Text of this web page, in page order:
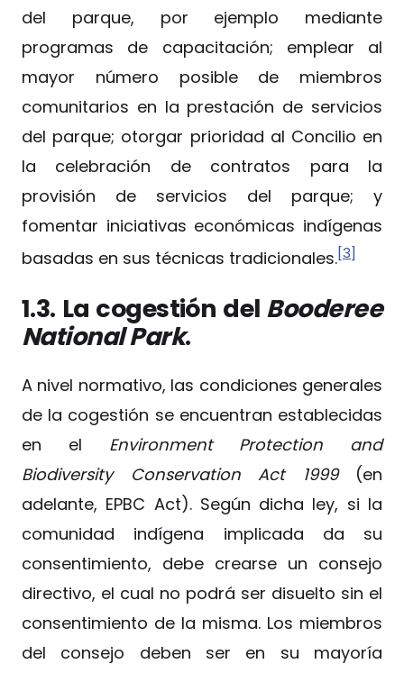
del parque, por ejemplo mediante
programas de capacitación; emplear al
mayor número posible de miembros
comunitarios en la prestación de servicios
del parque; otorgar prioridad al Concilio en
la celebración de contratos para la
provisión de servicios del parque; y
fomentar iniciativas económicas indígenas
basadas en sus técnicas tradicionales.[3]
1.3. La cogestión del Booderee
National Park.
A nivel normativo, las condiciones generales
de la cogestión se encuentran establecidas
en el Environment Protection and
Biodiversity Conservation Act 1999 (en
adelante, EPBC Act). Según dicha ley, si la
comunidad indígena implicada da su
consentimiento, debe crearse un consejo
directivo, el cual no podrá ser disuelto sin el
consentimiento de la misma. Los miembros
del consejo deben ser en su mayoría